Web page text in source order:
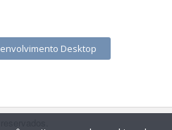
Desktop